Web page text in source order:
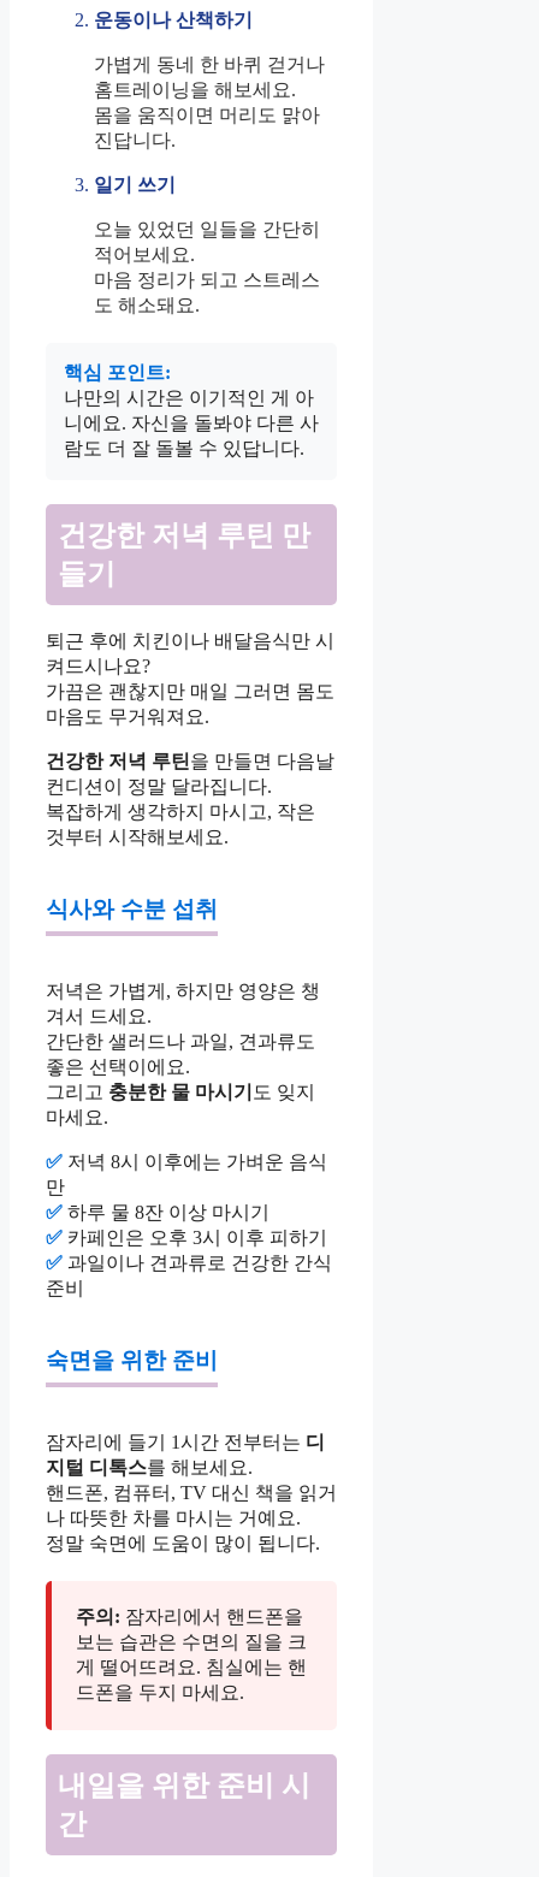
운동이나 산책하기
가볍게 동네 한 바퀴 걷거나
홈트레이닝을 해보세요.
몸을 움직이면 머리도 맑아
진답니다.
일기 쓰기
오늘 있었던 일들을 간단히
적어보세요.
마음 정리가 되고 스트레스
도 해소돼요.
핵심 포인트:
나만의 시간은 이기적인 게 아
니에요. 자신을 돌봐야 다른 사
람도 더 잘 돌볼 수 있답니다.
건강한 저녁 루틴 만
들기
퇴근 후에 치킨이나 배달음식만 시
켜드시나요?
가끔은 괜찮지만 매일 그러면 몸도
마음도 무거워져요.
건강한 저녁 루틴을 만들면 다음날
컨디션이 정말 달라집니다.
복잡하게 생각하지 마시고, 작은
것부터 시작해보세요.
식사와 수분 섭취
저녁은 가볍게, 하지만 영양은 챙
겨서 드세요.
간단한 샐러드나 과일, 견과류도
좋은 선택이에요.
그리고 충분한 물 마시기 도 잊지
마세요.
✅ 저녁 8시 이후에는 가벼운 음식
만
✅ 하루 물 8잔 이상 마시기
✅ 카페인은 오후 3시 이후 피하기
✅ 과일이나 견과류로 건강한 간식
준비
숙면을 위한 준비
잠자리에 들기 1시간 전부터는 디
지털 디톡스를 해보세요.
핸드폰, 컴퓨터, TV 대신 책을 읽거
나 따뜻한 차를 마시는 거예요.
정말 숙면에 도움이 많이 됩니다.
주의: 잠자리에서 핸드폰을
보는 습관은 수면의 질을 크
게 떨어뜨려요. 침실에는 핸
드폰을 두지 마세요.
내일을 위한 준비 시
간